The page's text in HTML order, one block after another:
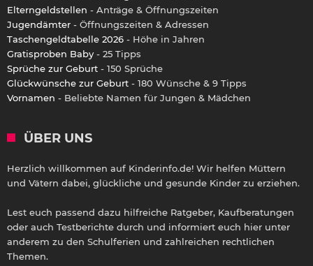
Elterngeldstellen - Anträge & Öffnungszeiten
Jugendämter - Öffnungszeiten & Adressen
Taschengeldtabelle 2026 - Höhe in Jahren
Gratisproben Baby - 25 Tipps
Sprüche zur Geburt - 150 Sprüche
Glückwünsche zur Geburt - 180 Wünsche & 9 Tipps
Vornamen - Beliebte Namen für Jungen & Mädchen
ÜBER UNS
Herzlich willkommen auf Kinderinfo.de! Wir helfen Müttern
und Vätern dabei, glückliche und gesunde Kinder zu erziehen.
Lest euch passend dazu hilfreiche Ratgeber, Kaufberatungen
oder auch Testberichte durch und informiert euch hier unter
anderem zu den Schulferien und zahlreichen rechtlichen
Themen.